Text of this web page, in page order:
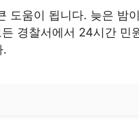
도움이 됩니다. 늦은 밤
경찰서에서 24시간 민
.